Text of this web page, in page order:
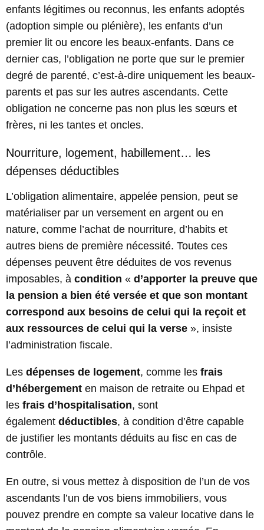
enfants légitimes ou reconnus, les enfants adoptés
(adoption simple ou plénière), les enfants d’un
premier lit ou encore les beaux-enfants. Dans ce
dernier cas, l’obligation ne porte que sur le premier
degré de parenté, c’est-à-dire uniquement les beaux-
parents et pas sur les autres ascendants. Cette
obligation ne concerne pas non plus les sœurs et
frères, ni les tantes et oncles.
Nourriture, logement, habillement… les
dépenses déductibles
L’obligation alimentaire, appelée pension, peut se
matérialiser par un versement en argent ou en
nature, comme l’achat de nourriture, d’habits et
autres biens de première nécessité. Toutes ces
dépenses peuvent être déduites de vos revenus
imposables, à condition « d’apporter la preuve que
la pension a bien été versée et que son montant
correspond aux besoins de celui qui la reçoit et
aux ressources de celui qui la verse », insiste
l’administration fiscale.
Les dépenses de logement, comme les frais
d’hébergement en maison de retraite ou Ehpad et
les frais d’hospitalisation, sont
également déductibles, à condition d’être capable
de justifier les montants déduits au fisc en cas de
contrôle.
En outre, si vous mettez à disposition de l’un de vos
ascendants l’un de vos biens immobiliers, vous
pouvez prendre en compte sa valeur locative dans le